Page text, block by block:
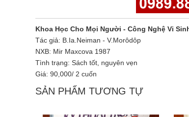
Khoa Học Cho Mọi Người - Công Nghệ Vi
Tác giả: B.Ia.Neiman - V.Morôdôp
NXB: Mir Maxcova 1987
Tình trạng: Sách tốt, nguyên vẹn
Giá: 90,000/ 2 cuốn
SẢN PHẨM TƯƠNG TỰ